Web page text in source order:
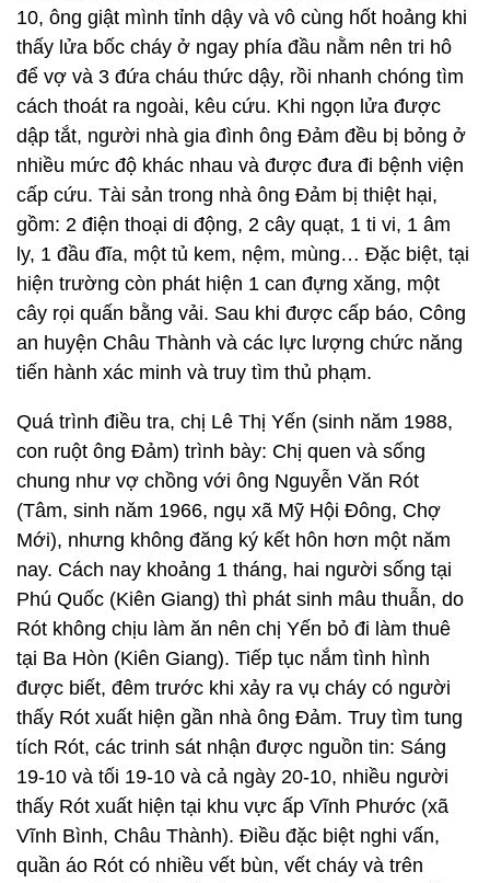
10, ông giật mình tỉnh dậy và vô cùng hốt hoảng khi
thấy lửa bốc cháy ở ngay phía đầu nằm nên tri hô
để vợ và 3 đứa cháu thức dậy, rồi nhanh chóng tìm
cách thoát ra ngoài, kêu cứu. Khi ngọn lửa được
dập tắt, người nhà gia đình ông Đảm đều bị bỏng ở
nhiều mức độ khác nhau và được đưa đi bệnh viện
cấp cứu. Tài sản trong nhà ông Đảm bị thiệt hại,
gồm: 2 điện thoại di động, 2 cây quạt, 1 ti vi, 1 âm
ly, 1 đầu đĩa, một tủ kem, nệm, mùng… Đặc biệt, tại
hiện trường còn phát hiện 1 can đựng xăng, một
cây rọi quấn bằng vải. Sau khi được cấp báo, Công
an huyện Châu Thành và các lực lượng chức năng
tiến hành xác minh và truy tìm thủ phạm.
Quá trình điều tra, chị Lê Thị Yến (sinh năm 1988,
con ruột ông Đảm) trình bày: Chị quen và sống
chung như vợ chồng với ông Nguyễn Văn Rót
(Tâm, sinh năm 1966, ngụ xã Mỹ Hội Đông, Chợ
Mới), nhưng không đăng ký kết hôn hơn một năm
nay. Cách nay khoảng 1 tháng, hai người sống tại
Phú Quốc (Kiên Giang) thì phát sinh mâu thuẫn, do
Rót không chịu làm ăn nên chị Yến bỏ đi làm thuê
tại Ba Hòn (Kiên Giang). Tiếp tục nắm tình hình
được biết, đêm trước khi xảy ra vụ cháy có người
thấy Rót xuất hiện gần nhà ông Đảm. Truy tìm tung
tích Rót, các trinh sát nhận được nguồn tin: Sáng
19-10 và tối 19-10 và cả ngày 20-10, nhiều người
thấy Rót xuất hiện tại khu vực ấp Vĩnh Phước (xã
Vĩnh Bình, Châu Thành). Điều đặc biệt nghi vấn,
quần áo Rót có nhiều vết bùn, vết cháy và trên